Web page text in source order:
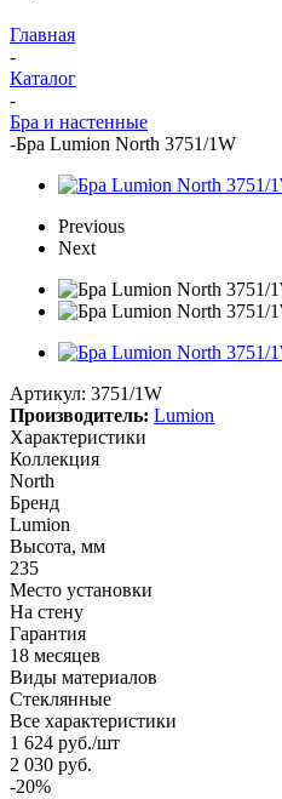
Главная
-
Каталог
-
Бра и настенные
-Бра Lumion North 3751/1W
Previous
Next
Артикул: 3751/1W
Производитель: Lumion
Характеристики
Коллекция
North
Бренд
Lumion
Высота, мм
235
Место установки
На стену
Гарантия
18 месяцев
Виды материалов
Стеклянные
Все характеристики
1 624 руб./шт
2 030 руб.
-20%